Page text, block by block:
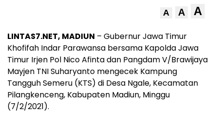
A A A
LINTAS7.NET, MADIUN – Gubernur Jawa Timur
Khofifah Indar Parawansa bersama Kapolda Jawa
Timur Irjen Pol Nico Afinta dan Pangdam V/Brawijaya
Mayjen TNI Suharyanto mengecek Kampung
Tangguh Semeru (KTS) di Desa Ngale, Kecamatan
Pilangkenceng, Kabupaten Madiun, Minggu
(7/2/2021).